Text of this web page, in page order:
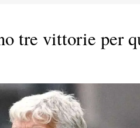
tre vittorie per